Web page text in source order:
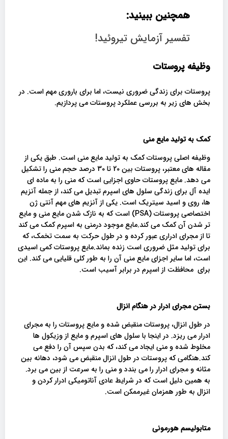
همچنین ببینید:
تفسیر آزمایش تیروئید!
وظیفه پروستات
پروستات برای زندگی ضروری نیست، اما برای باروری مهم است. در
بخش های زیر به بررسی عملکرد پروستات می پردازیم.
کمک به تولید مایع منی
وظیفه اصلی پروستات کمک به تولید مایع منی است. طبق یکی از
مقاله های معتبر، پروستات بین 20 تا 30 درصد حجم منی را تشکیل
می دهد. مایع پروستات حاوی اجزایی است که منی را به ماده ای
ایده آل برای زندگی سلول های اسپرم تبدیل می کند، از جمله آنزیم
ها، روی و اسید سیتریک است. یکی از آنزیم های مهم آنتی ژن
اختصاصی پروستات (PSA) است که به نازک شدن مایع منی و مایع
تر شدن آن کمک می کند.مایع موجود درمنی به اسپرم کمک می کند
تا از مجرای ادراری عبور کرده و در طول حرکت به سمت تخمک، که
برای تولید مثل ضروری است زنده بماند.مایع پروستات کمی اسیدی
است، اما سایر اجزای مایع منی آن را به طور کلی قلیایی می کند. این
برای محافظت از اسپرم در برابر آسیب است.
بستن مجرای ادرار در هنگام انزال
در طول انزال، پروستات منقبض شده و مایع پروستات را به مجرای
ادرار می ریزد. در اینجا با سلول های اسپرم و مایع از وزیکول ها
مخلوط شده و منی ایجاد می کند، که بدن سپس آن را دفع می
کند.هنگامی که پروستات در طول انزال منقبض می شود، دهانه بین
مثانه و مجرای ادرار را می بندد و منی را به سرعت از بین می برد.
به همین دلیل است که در شرایط عادی آناتومیکی ادرار کردن و
انزال به طور همزمان غیرممکن است.
متابولیسم هورمونی